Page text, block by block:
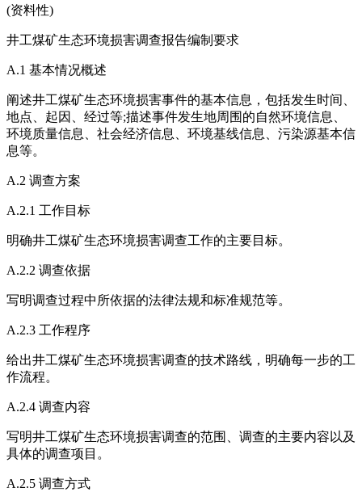
(资料性)
井工煤矿生态环境损害调查报告编制要求
A.1 基本情况概述
阐述井工煤矿生态环境损害事件的基本信息，包括发生时间、
地点、起因、经过等;描述事件发生地周围的自然环境信息、
环境质量信息、社会经济信息、环境基线信息、污染源基本信
息等。
A.2 调查方案
A.2.1 工作目标
明确井工煤矿生态环境损害调查工作的主要目标。
A.2.2 调查依据
写明调查过程中所依据的法律法规和标准规范等。
A.2.3 工作程序
给出井工煤矿生态环境损害调查的技术路线，明确每一步的工
作流程。
A.2.4 调查内容
写明井工煤矿生态环境损害调查的范围、调查的主要内容以及
具体的调查项目。
A.2.5 调查方式